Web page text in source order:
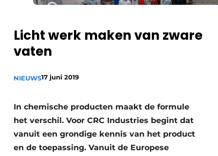
Home
Nieuwsbrief
Podcasts
Privacy / Cookie statement
Vacatures
Video’s
Licht werk maken van zware
vaten
NIEUWS17 juni 2019
In chemische producten maakt de formule
het verschil. Voor CRC Industries begint dat
vanuit een grondige kennis van het product
en de toepassing. Vanuit de Europese